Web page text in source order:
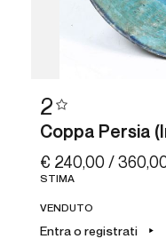
2
Coppa Persia
€ 240,00 /
STIMA
VENDUTO
Entra o registrati